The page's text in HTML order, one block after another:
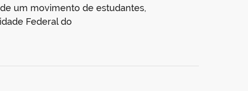
um movimento de estudantes,
Federal do